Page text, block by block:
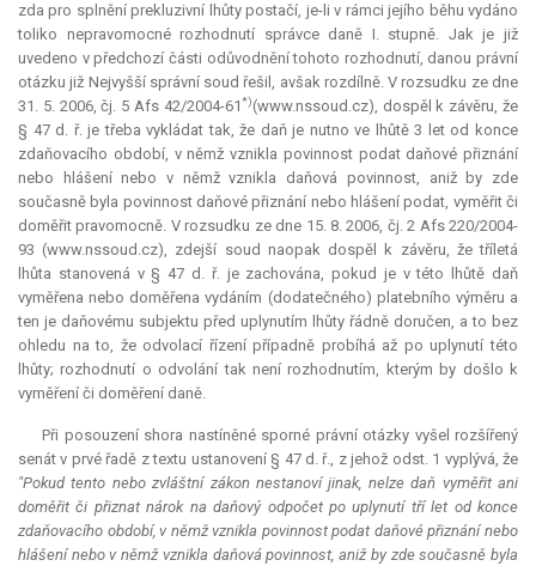
zda pro splnění prekluzivní lhůty postačí, je-li v rámci jejího běhu vydáno
toliko nepravomocné rozhodnutí správce daně I. stupně. Jak je již
uvedeno v předchozí části odůvodnění tohoto rozhodnutí, danou právní
otázku již Nejvyšší správní soud řešil, avšak rozdílně. V rozsudku ze dne
31. 5. 2006, čj. 5 Afs 42/2004-61*)(www.nssoud.cz), dospěl k závěru, že
§ 47 d. ř. je třeba vykládat tak, že daň je nutno ve lhůtě 3 let od konce
zdaňovacího období, v němž vznikla povinnost podat daňové přiznání
nebo hlášení nebo v němž vznikla daňová povinnost, aniž by zde
současně byla povinnost daňové přiznání nebo hlášení podat, vyměřit či
doměřit pravomocně. V rozsudku ze dne 15. 8. 2006, čj. 2 Afs 220/2004-
93 (www.nssoud.cz), zdejší soud naopak dospěl k závěru, že tříletá
lhůta stanovená v § 47 d. ř. je zachována, pokud je v této lhůtě daň
vyměřena nebo doměřena vydáním (dodatečného) platebního výměru a
ten je daňovému subjektu před uplynutím lhůty řádně doručen, a to bez
ohledu na to, že odvolací řízení případně probíhá až po uplynutí této
lhůty; rozhodnutí o odvolání tak není rozhodnutím, kterým by došlo k
vyměření či doměření daně.
Při posouzení shora nastíněné sporné právní otázky vyšel rozšířený
senát v prvé řadě z textu ustanovení § 47 d. ř., z jehož odst. 1 vyplývá, že
"Pokud tento nebo zvláštní zákon nestanoví jinak, nelze daň vyměřit ani
doměřit či přiznat nárok na daňový odpočet po uplynutí tří let od konce
zdaňovacího období, v němž vznikla povinnost podat daňové přiznání nebo
hlášení nebo v němž vznikla daňová povinnost, aniž by zde současně byla